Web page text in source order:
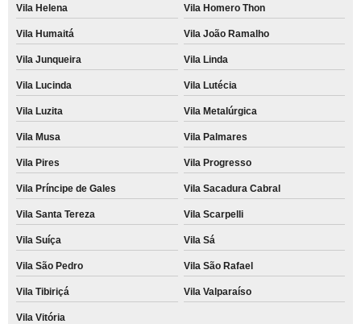
Vila Helena Vila Homero Thon
Vila Humaitá Vila João Ramalho
Vila Junqueira Vila Linda
Vila Lucinda Vila Lutécia
Vila Luzita Vila Metalúrgica
Vila Musa Vila Palmares
Vila Pires Vila Progresso
Vila Príncipe de Gales Vila Sacadura Cabral
Vila Santa Tereza Vila Scarpelli
Vila Suíça Vila Sá
Vila São Pedro Vila São Rafael
Vila Tibiriçá Vila Valparaíso
Vila Vitória